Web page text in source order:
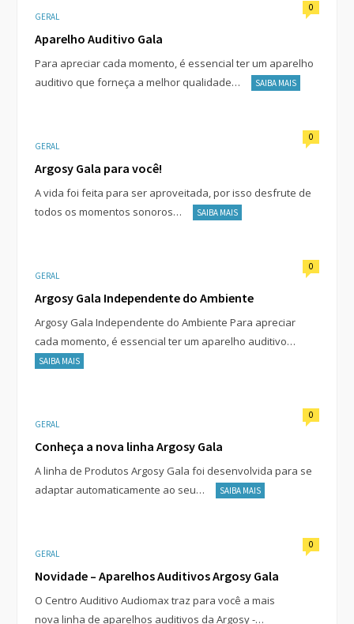
GERAL
0
Aparelho Auditivo Gala
Para apreciar cada momento, é essencial ter um aparelho
auditivo que forneça a melhor qualidade…
SAIBA MAIS
GERAL
0
Argosy Gala para você!
A vida foi feita para ser aproveitada, por isso desfrute de
todos os momentos sonoros…
SAIBA MAIS
GERAL
0
Argosy Gala Independente do Ambiente
Argosy Gala Independente do Ambiente Para apreciar
cada momento, é essencial ter um aparelho auditivo…
SAIBA MAIS
GERAL
0
Conheça a nova linha Argosy Gala
A linha de Produtos Argosy Gala foi desenvolvida para se
adaptar automaticamente ao seu…
SAIBA MAIS
GERAL
0
Novidade – Aparelhos Auditivos Argosy Gala
O Centro Auditivo Audiomax traz para você a mais
nova linha de aparelhos auditivos da Argosy -…